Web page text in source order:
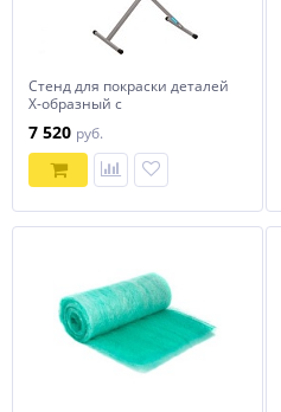
Стенд для покраски деталей
Х-образный с
держателями NORDBERG S3
7 520 руб.